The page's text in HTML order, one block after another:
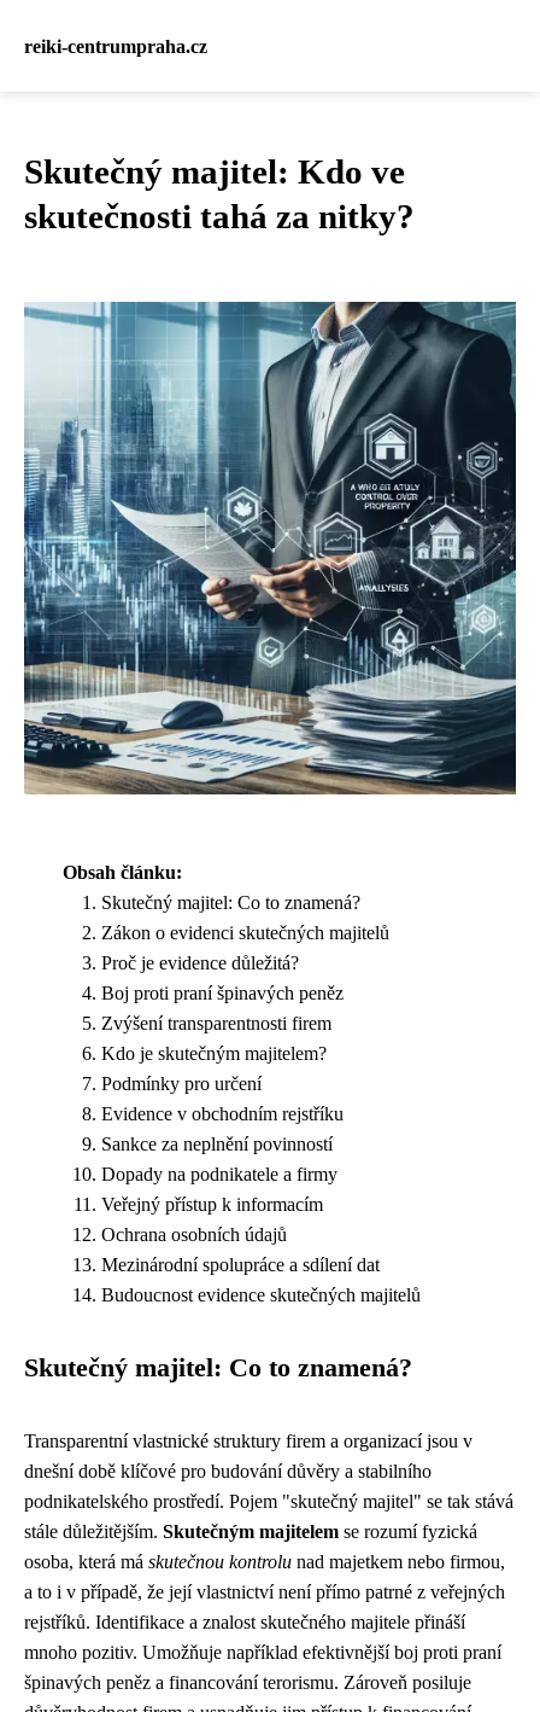
reiki-centrumpraha.cz
Skutečný majitel: Kdo ve
skutečnosti tahá za nitky?
Obsah článku:
Skutečný majitel: Co to znamená?
Zákon o evidenci skutečných majitelů
Proč je evidence důležitá?
Boj proti praní špinavých peněz
Zvýšení transparentnosti firem
Kdo je skutečným majitelem?
Podmínky pro určení
Evidence v obchodním rejstříku
Sankce za neplnění povinností
Dopady na podnikatele a firmy
Veřejný přístup k informacím
Ochrana osobních údajů
Mezinárodní spolupráce a sdílení dat
Budoucnost evidence skutečných majitelů
Skutečný majitel: Co to znamená?
Transparentní vlastnické struktury firem a organizací jsou v
dnešní době klíčové pro budování důvěry a stabilního
podnikatelského prostředí. Pojem "skutečný majitel" se tak stává
stále důležitějším. Skutečným majitelem se rozumí fyzická
osoba, která má skutečnou kontrolu nad majetkem nebo firmou,
a to i v případě, že její vlastnictví není přímo patrné z veřejných
rejstříků. Identifikace a znalost skutečného majitele přináší
mnoho pozitiv. Umožňuje například efektivnější boj proti praní
špinavých peněz a financování terorismu. Zároveň posiluje